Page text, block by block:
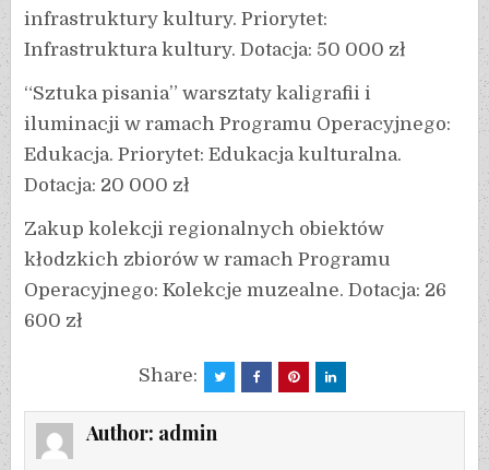
infrastruktury kultury. Priorytet:
Infrastruktura kultury. Dotacja: 50 000 zł
“Sztuka pisania” warsztaty kaligrafii i
iluminacji w ramach Programu Operacyjnego:
Edukacja. Priorytet: Edukacja kulturalna.
Dotacja: 20 000 zł
Zakup kolekcji regionalnych obiektów
kłodzkich zbiorów w ramach Programu
Operacyjnego: Kolekcje muzealne. Dotacja: 26
600 zł
Share:
Author: admin